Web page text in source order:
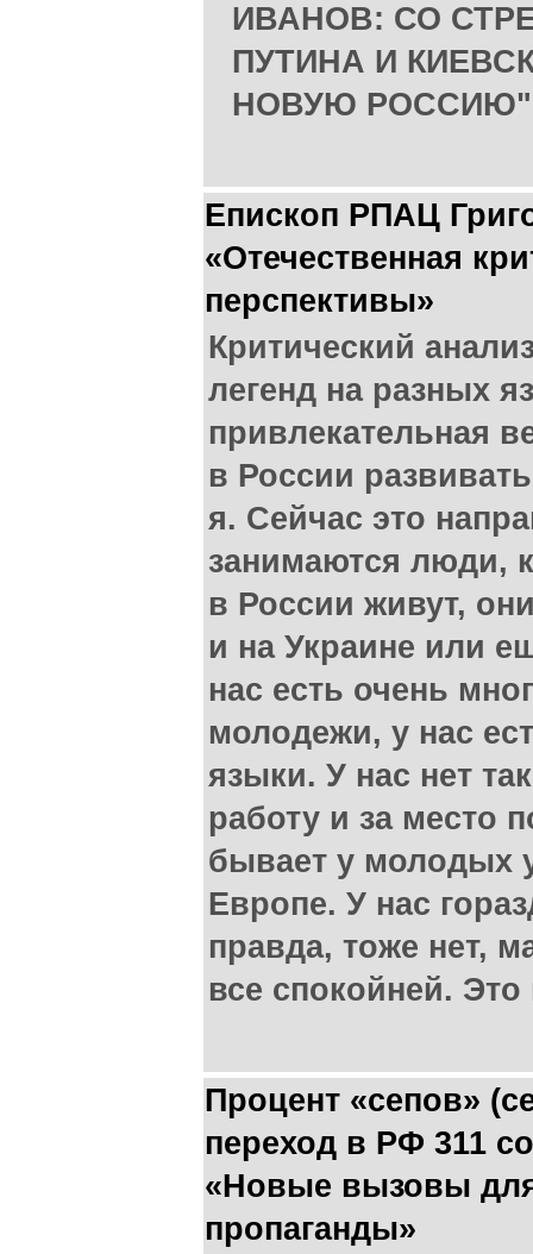
ИВАНОВ: СО
ПУТИНА И
НОВУЮ
Епископ РПАЦ
«Отечественная
перспективы»
Критический
легенд на разных
привлекательная
в России
я. Сейчас это
занимаются люди,
в России живут,
и на Украине или
нас есть очень
молодежи, у нас
языки. У нас нет
работу и за место
бывает у молодых
Европе. У нас
правда, тоже нет,
все спокойней.
Процент «сепов»
переход в РФ 311
«Новые вызовы
пропаганды»